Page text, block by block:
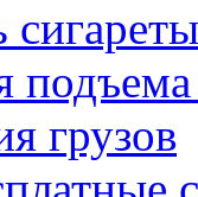
грузов